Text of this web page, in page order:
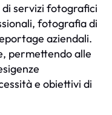
servizi fotografici
fotografia di
aziendali.
permettendo alle
e obiettivi di